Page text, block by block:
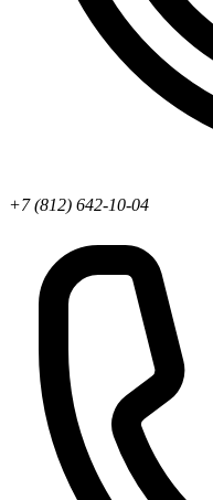
+7 (812) 642-10-04